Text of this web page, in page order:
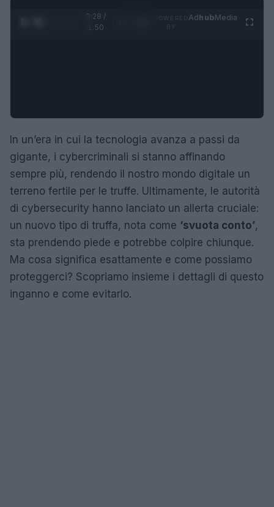
0:29 /
1:50
AdhubMedia
In un’era in cui la tecnologia avanza a passi da
gigante, i cybercriminali si stanno affinando
sempre più, rendendo il nostro mondo digitale un
terreno fertile per le truffe. Ultimamente, le autorità
di cybersecurity hanno lanciato un allerta cruciale:
un nuovo tipo di truffa, nota come ‘svuota conto’,
sta prendendo piede e potrebbe colpire chiunque.
Ma cosa significa esattamente e come possiamo
proteggerci? Scopriamo insieme i dettagli di questo
inganno e come evitarlo.